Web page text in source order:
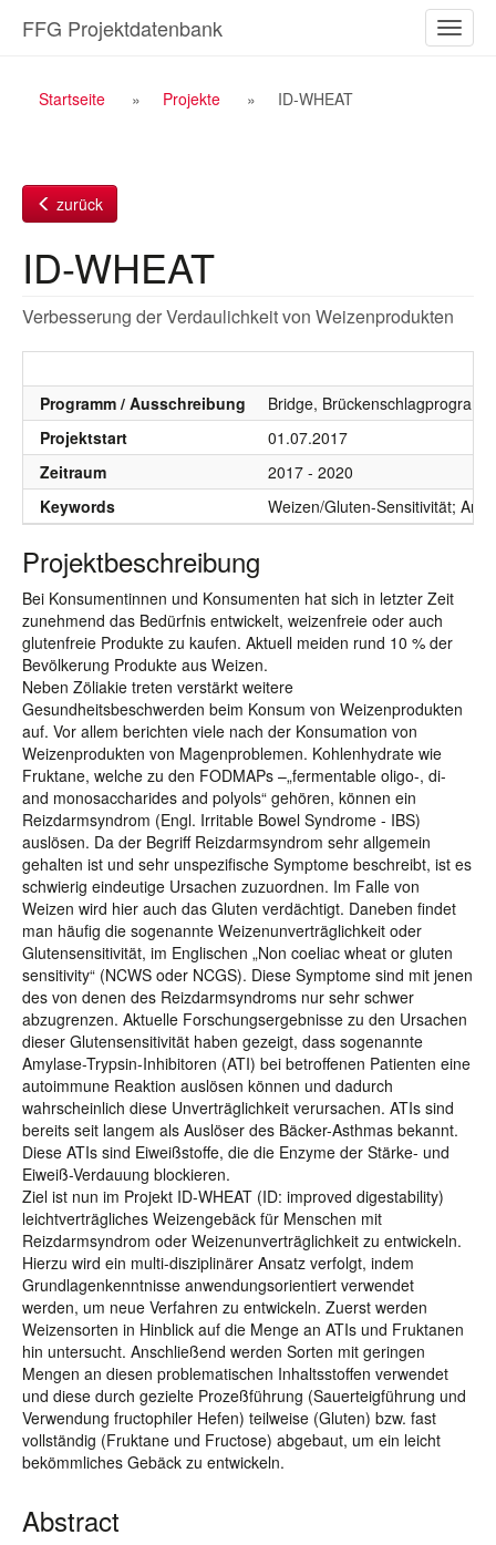
Inhalt
ein-/
FFG Projektdatenbank
Breadcrumb
Startseite Projekte ID-WHEAT
zurück
ID-WHEAT
Verbesserung der Verdaulichkeit von Weizenprodukten
Programm / Ausschreibung
Bridge,
Projektstart
01.07.2017
Zeitraum
2017 - 2020
Keywords
Weizen/Gluten-Sensitivität;
Projektbeschreibung
Bei Konsumentinnen und Konsumenten hat sich in letzter Zeit
zunehmend das Bedürfnis entwickelt, weizenfreie oder auch
glutenfreie Produkte zu kaufen. Aktuell meiden rund 10 % der
Bevölkerung Produkte aus Weizen.
Neben Zöliakie treten verstärkt weitere
Gesundheitsbeschwerden beim Konsum von Weizenprodukten
auf. Vor allem berichten viele nach der Konsumation von
Weizenprodukten von Magenproblemen. Kohlenhydrate wie
Fruktane, welche zu den FODMAPs –„fermentable oligo-, di-
and monosaccharides and polyols“ gehören, können ein
Reizdarmsyndrom (Engl. Irritable Bowel Syndrome - IBS)
auslösen. Da der Begriff Reizdarmsyndrom sehr allgemein
gehalten ist und sehr unspezifische Symptome beschreibt, ist es
schwierig eindeutige Ursachen zuzuordnen. Im Falle von
Weizen wird hier auch das Gluten verdächtigt. Daneben findet
man häufig die sogenannte Weizenunverträglichkeit oder
Glutensensitivität, im Englischen „Non coeliac wheat or gluten
sensitivity“ (NCWS oder NCGS). Diese Symptome sind mit jenen
des von denen des Reizdarmsyndroms nur sehr schwer
abzugrenzen. Aktuelle Forschungsergebnisse zu den Ursachen
dieser Glutensensitivität haben gezeigt, dass sogenannte
Amylase-Trypsin-Inhibitoren (ATI) bei betroffenen Patienten eine
autoimmune Reaktion auslösen können und dadurch
wahrscheinlich diese Unverträglichkeit verursachen. ATIs sind
bereits seit langem als Auslöser des Bäcker-Asthmas bekannt.
Diese ATIs sind Eiweißstoffe, die die Enzyme der Stärke- und
Eiweiß-Verdauung blockieren.
Ziel ist nun im Projekt ID-WHEAT (ID: improved digestability)
leichtverträgliches Weizengebäck für Menschen mit
Reizdarmsyndrom oder Weizenunverträglichkeit zu entwickeln.
Hierzu wird ein multi-disziplinärer Ansatz verfolgt, indem
Grundlagenkenntnisse anwendungsorientiert verwendet
werden, um neue Verfahren zu entwickeln. Zuerst werden
Weizensorten in Hinblick auf die Menge an ATIs und Fruktanen
hin untersucht. Anschließend werden Sorten mit geringen
Mengen an diesen problematischen Inhaltsstoffen verwendet
und diese durch gezielte Prozeßführung (Sauerteigführung und
Verwendung fructophiler Hefen) teilweise (Gluten) bzw. fast
vollständig (Fruktane und Fructose) abgebaut, um ein leicht
bekömmliches Gebäck zu entwickeln.
Abstract